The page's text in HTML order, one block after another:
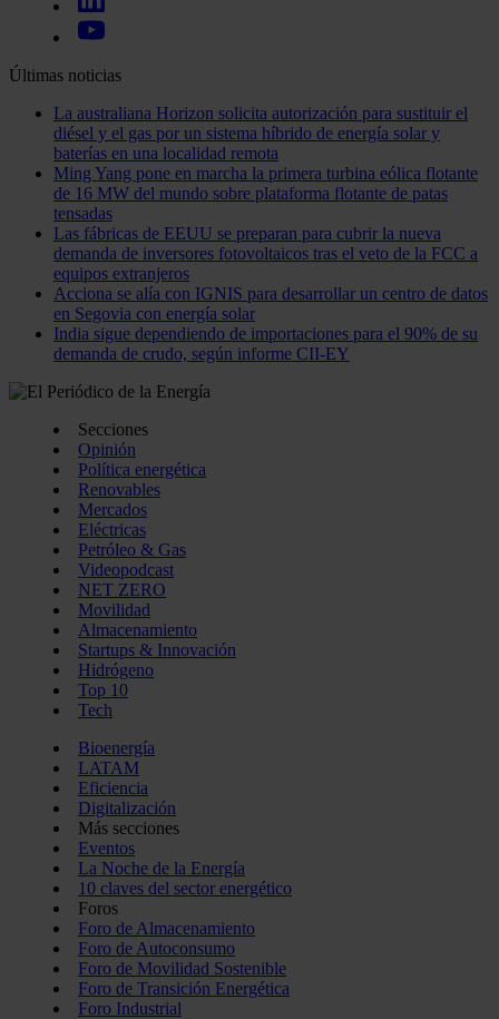
Últimas noticias
La australiana Horizon solicita autorización para sustituir el
diésel y el gas por un sistema híbrido de energía solar y
baterías en una localidad remota
Ming Yang pone en marcha la primera turbina eólica flotante
de 16 MW del mundo sobre plataforma flotante de patas
tensadas
Las fábricas de EEUU se preparan para cubrir la nueva
demanda de inversores fotovoltaicos tras el veto de la FCC a
equipos extranjeros
Acciona se alía con IGNIS para desarrollar un centro de datos
en Segovia con energía solar
India sigue dependiendo de importaciones para el 90% de su
demanda de crudo, según informe CII-EY
Secciones
Opinión
Política energética
Renovables
Mercados
Eléctricas
Petróleo & Gas
Videopodcast
NET ZERO
Movilidad
Almacenamiento
Startups & Innovación
Hidrógeno
Top 10
Tech
Bioenergía
LATAM
Eficiencia
Digitalización
Más secciones
Eventos
La Noche de la Energía
10 claves del sector energético
Foros
Foro de Almacenamiento
Foro de Autoconsumo
Foro de Movilidad Sostenible
Foro de Transición Energética
Foro Industrial